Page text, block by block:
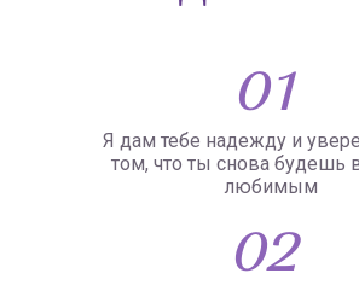
01
02
Я дам тебе надежду и
том, что ты снова будешь
любимым